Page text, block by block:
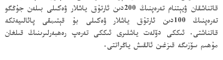
قاتناشقان ۋيېتنام تەرەپنىڭ 200دىن ئارتۇق ياشلار ۋەكىلى بىلەن جۇڭگو
تەرەپنىڭ 100دىن ئارتۇق ياشلار ۋەكىلى بۇ قېتىمقى پائالىيەتكە
قاتناشتى. ئىككى دۆلەت ياشلىرى ئىككى تەرەپ رەھبەرلىرىنىڭ قىلغان
مۇھىم سۆزىگە قىزغىن ئالقىش ياڭراتتى.